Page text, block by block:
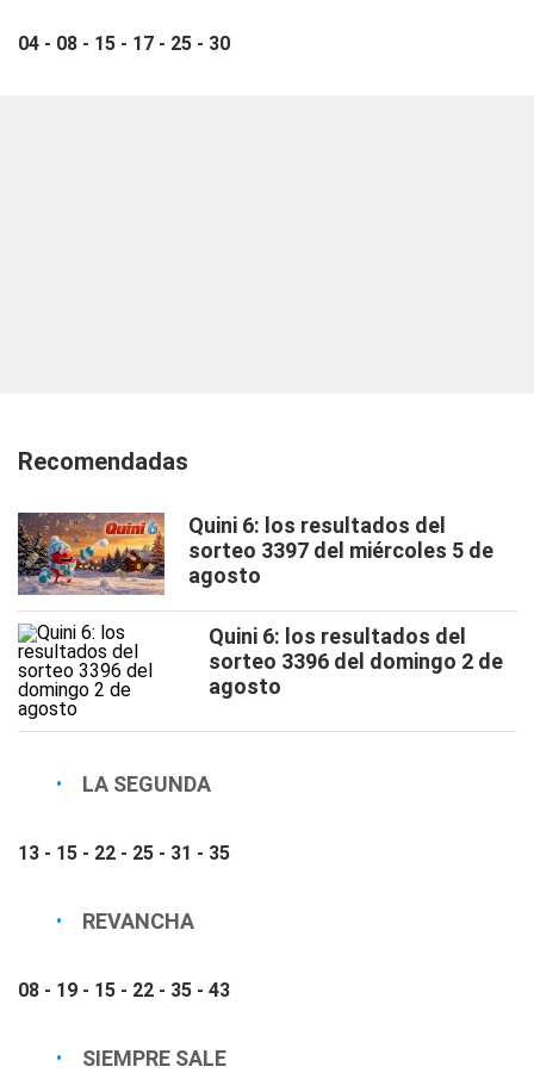
04 - 08 - 15 - 17 - 25 - 30
Recomendadas
Quini 6: los resultados del
sorteo 3397 del miércoles 5 de
agosto
Quini 6: los resultados del
sorteo 3396 del domingo 2 de
agosto
LA SEGUNDA
13 - 15 - 22 - 25 - 31 - 35
REVANCHA
08 - 19 - 15 - 22 - 35 - 43
SIEMPRE SALE